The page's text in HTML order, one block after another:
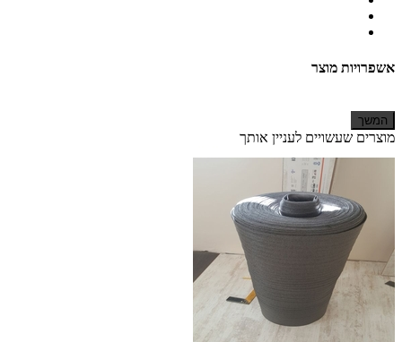
אשפרויות מוצר
המשך
מוצרים שעשויים לעניין אותך